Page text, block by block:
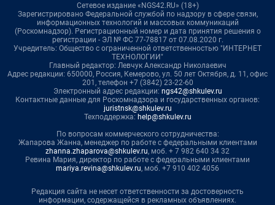
Сетевое издание «NGS42.RU» (18+)
Зарегистрировано Федеральной службой по надзору в сфере связи,
информационных технологий и массовых коммуникаций
(Роскомнадзор). Регистрационный номер и дата принятия решения о
регистрации - ЭЛ № ФС 77-78817 от 07.08.2020 г.
Учредитель: Общество с ограниченной ответственностью "ИНТЕРНЕТ
ТЕХНОЛОГИИ"
Главный редактор: Левчук Александр Николаевич
Адрес редакции: 650000, Россия, Кемерово, ул. 50 лет Октября, д. 11, офис
201, телефон +7 (3842) 23-22-60
Электронный адрес редакции: ngs42@shkulev.ru
Контактные данные для Роскомнадзора и государственных органов:
juristnsk@shkulev.ru
Техподдержка: help@shkulev.ru
По вопросам коммерческого сотрудничества:
Жапарова Жанна, менеджер по работе с федеральными клиентами
zhanna.zhaparova@shkulev.ru, моб. + 7 982 640 34 32
Ревина Мария, директор по работе с федеральными клиентами
mariya.revina@shkulev.ru, моб. +7 910 402 4056
Редакция сайта не несет ответственности за достоверность
информации, содержащейся в рекламных объявлениях.